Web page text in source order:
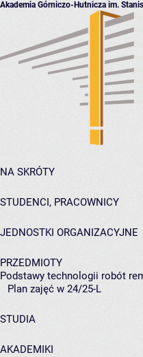
Akademia Górniczo-Hutnicza im.
NA SKRÓTY
STUDENCI, PRACOWNICY
JEDNOSTKI ORGANIZACYJNE
PRZEDMIOTY
Podstawy technologii robót
Plan zajęć w 24/25-L
STUDIA
AKADEMIKI